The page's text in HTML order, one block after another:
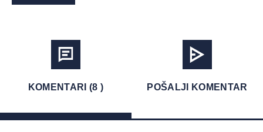
KOMENTARI (8 ) POŠALJI KOMENTAR